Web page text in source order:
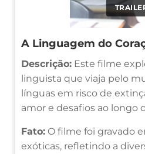
A Linguagem do
Descrição: Este filme
linguista que viaja pelo
línguas em risco de
amor e desafios ao longo
Fato: O filme foi gravado
exóticas, refletindo a